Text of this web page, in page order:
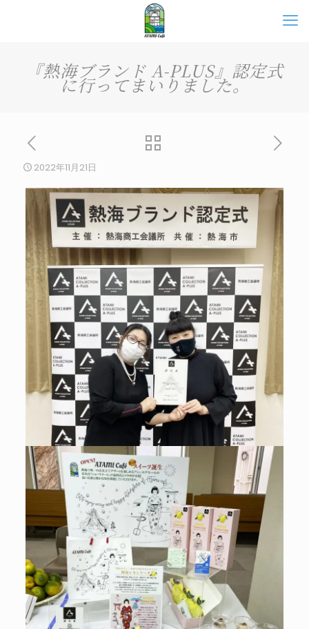
『熱海ブランド A-PLUS』認定式
に行ってまいりました。
2022年11月21日